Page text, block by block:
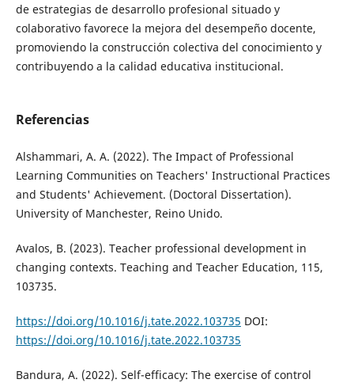
de estrategias de desarrollo profesional situado y
colaborativo favorece la mejora del desempeño docente,
promoviendo la construcción colectiva del conocimiento y
contribuyendo a la calidad educativa institucional.
Referencias
Alshammari, A. A. (2022). The Impact of Professional
Learning Communities on Teachers' Instructional Practices
and Students' Achievement. (Doctoral Dissertation).
University of Manchester, Reino Unido.
Avalos, B. (2023). Teacher professional development in
changing contexts. Teaching and Teacher Education, 115,
103735.
https://doi.org/10.1016/j.tate.2022.103735 DOI:
https://doi.org/10.1016/j.tate.2022.103735
Bandura, A. (2022). Self-efficacy: The exercise of control